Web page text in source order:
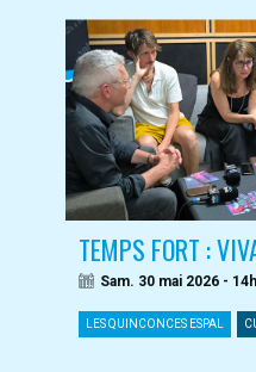
TEMPS FORT :
Sam. 30 mai 2026 -
LES QUINCONCES ESPAL